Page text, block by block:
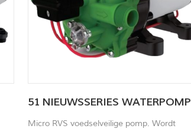
51 NIEUWSSERIES WATERPOMP
Micro RVS voedselveilige pomp. Wordt